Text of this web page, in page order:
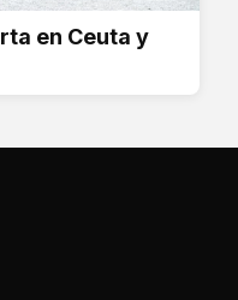
en Ceuta y